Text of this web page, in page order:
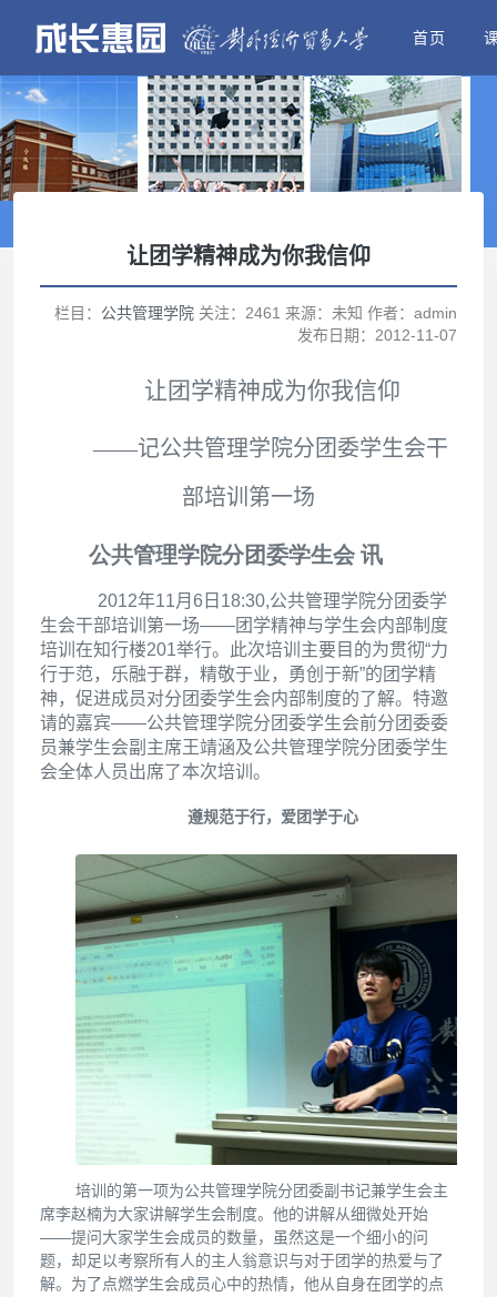
首页
让团学精神成为你我信仰
栏目： 公共管理学院 关注：2461 来源：未知 作者：admin
发布日期：2012-11-07
让团学精神成为你我信仰
——记公共管理学院分团委学生会干
部培训第一场
公共管理学院分团委学生会 讯
2012年11月6日18:30,公共管理学院分团委学
生会干部培训第一场——团学精神与学生会内部制度
培训在知行楼201举行。此次培训主要目的为贯彻“力
行于范，乐融于群，精敬于业，勇创于新”的团学精
神，促进成员对分团委学生会内部制度的了解。特邀
请的嘉宾——公共管理学院分团委学生会前分团委委
员兼学生会副主席王靖涵及公共管理学院分团委学生
会全体人员出席了本次培训。
遵规范于行，爱团学于心
培训的第一项为公共管理学院分团委副书记兼学生会主
席李赵楠为大家讲解学生会制度。他的讲解从细微处开始
——提问大家学生会成员的数量，虽然这是一个细小的问
题，却足以考察所有人的主人翁意识与对于团学的热爱与了
解。为了点燃学生会成员心中的热情，他从自身在团学的点